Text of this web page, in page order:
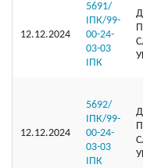
12.12.2024
5691/
ІПК/99-
00-24-
03-03
ІПК
12.12.2024
5692/
ІПК/99-
00-24-
03-03
ІПК